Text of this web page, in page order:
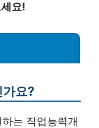
요!
가요?
는 직업능력개